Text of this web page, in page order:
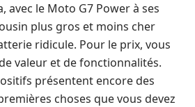
avec le Moto G7 Powerà ses
plus gros et moins cher
ridicule. Pour le prix, vous
valeur et de fonctionnalités.
présentent encore des
choses que vous devez